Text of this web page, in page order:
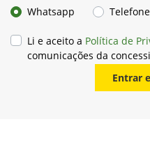
Whatsapp
Telefone
Li e aceito a Política de
comunicações da
Entrar